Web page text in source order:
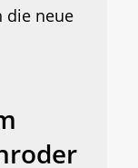
die neue